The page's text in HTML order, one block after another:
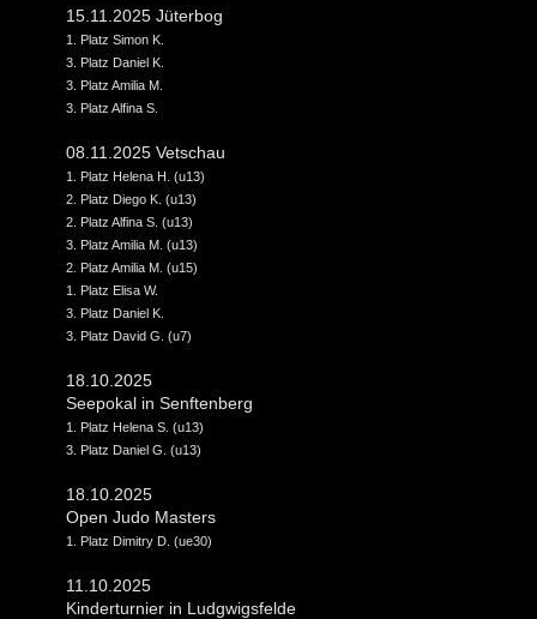
15.11.2025 Jüterbog
1. Platz Simon K.
3. Platz Daniel K.
3. Platz Amilia M.
3. Platz Alfina S.
08.11.2025 Vetschau
1. Platz Helena H. (u13)
2. Platz Diego K. (u13)
2. Platz Alfina S. (u13)
3. Platz Amilia M. (u13)
2. Platz Amilia M. (u15)
1. Platz Elisa W.
3. Platz Daniel K.
3. Platz David G. (u7)
18.10.2025
Seepokal in Senftenberg
1. Platz Helena S. (u13)
3. Platz Daniel G. (u13)
18.10.2025
Open Judo Masters
1. Platz Dimitry D. (ue30)
11.10.2025
Kinderturnier in Ludgwigsfelde